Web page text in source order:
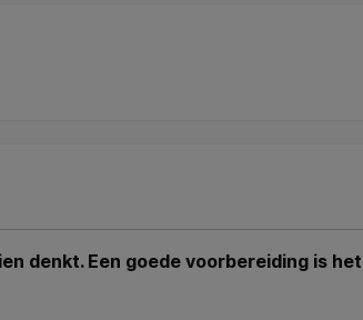
denkt. Een goede voorbereiding is